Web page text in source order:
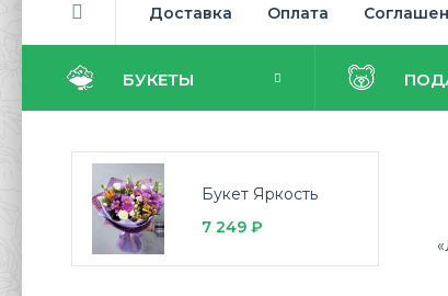
Доставка Оплата
БУКЕТЫ
Букет Яркость
7 249 ₽